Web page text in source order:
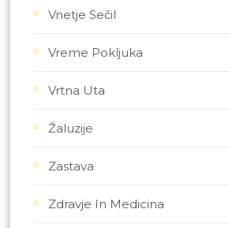
Vnetje Sečil
Vreme Pokljuka
Vrtna Uta
Žaluzije
Zastava
Zdravje In Medicina